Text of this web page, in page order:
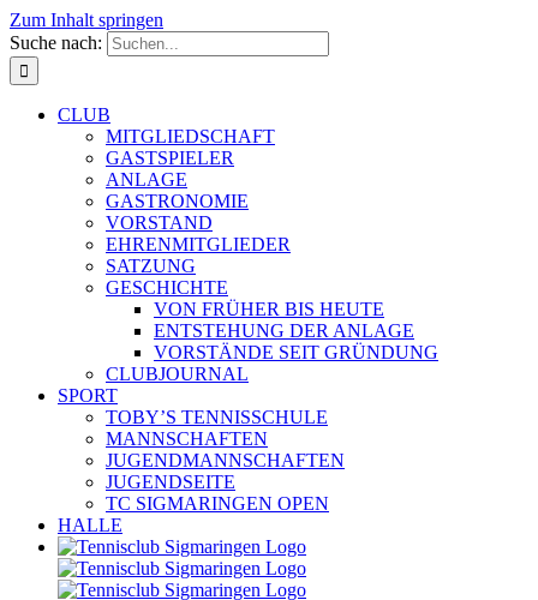
Zum Inhalt springen
Suche nach:
CLUB
MITGLIEDSCHAFT
GASTSPIELER
ANLAGE
GASTRONOMIE
VORSTAND
EHRENMITGLIEDER
SATZUNG
GESCHICHTE
VON FRÜHER BIS HEUTE
ENTSTEHUNG DER ANLAGE
VORSTÄNDE SEIT GRÜNDUNG
CLUBJOURNAL
SPORT
TOBY’S TENNISSCHULE
MANNSCHAFTEN
JUGENDMANNSCHAFTEN
JUGENDSEITE
TC SIGMARINGEN OPEN
HALLE